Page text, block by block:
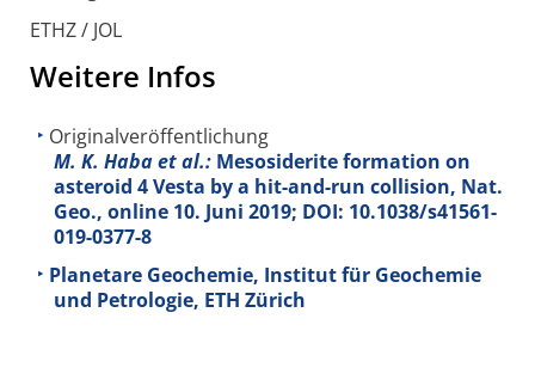
ETHZ / JOL
Weitere Infos
Originalveröffentlichung
M. K. Haba et al.: Mesosiderite formation on
asteroid 4 Vesta by a hit-and-run collision, Nat.
Geo., online 10. Juni 2019; DOI: 10.1038/s41561-
019-0377-8
Planetare Geochemie, Institut für Geochemie
und Petrologie, ETH Zürich